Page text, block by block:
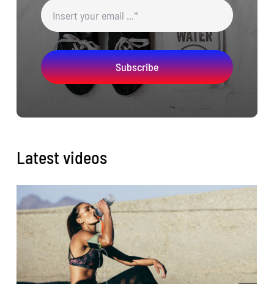
Subscribe
Latest videos